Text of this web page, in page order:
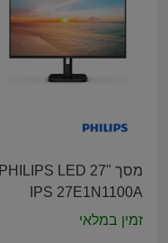
מסך PHILIPS LED 27"
IPS 27E1N1100A
זמין במלאי